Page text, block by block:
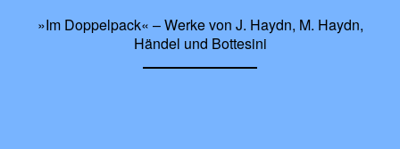
»Im Doppelpack« – Werke von J. Haydn, M. Haydn,
Händel und Bottesini